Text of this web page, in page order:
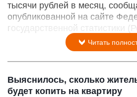
тысячи рублей в месяц,
опубликованной на сайте
государственной статистики
Читать
Выяснилось, сколько
будет копить на квартиру